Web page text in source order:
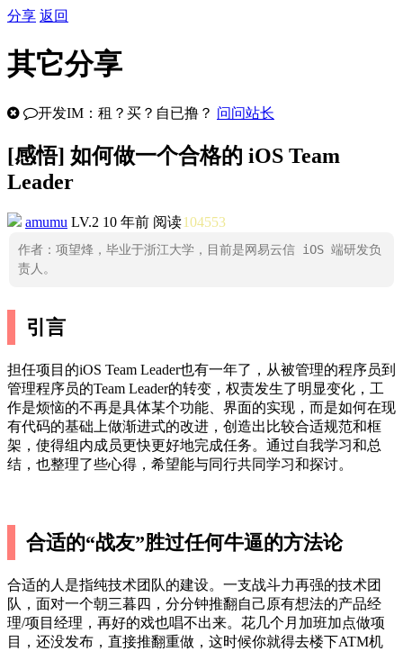
分享 返回
其它分享
开发IM：租？买？自已撸？ 问问站长
[感悟] 如何做一个合格的 iOS Team
Leader
amumu LV.2 10 年前 阅读104553
作者：项望烽，毕业于浙江大学，目前是网易云信 iOS 端研发负
责人。
引言
担任项目的iOS Team Leader也有一年了，从被管理的程序员到
管理程序员的Team Leader的转变，权责发生了明显变化，工
作是烦恼的不再是具体某个功能、界面的实现，而是如何在现
有代码的基础上做渐进式的改进，创造出比较合适规范和框
架，使得组内成员更快更好地完成任务。通过自我学习和总
结，也整理了些心得，希望能与同行共同学习和探讨。
合适的“战友”胜过任何牛逼的方法论
合适的人是指纯技术团队的建设。一支战斗力再强的技术团
队，面对一个朝三暮四，分分钟推翻自己原有想法的产品经
理/项目经理，再好的戏也唱不出来。花几个月加班加点做项
目，还没发布，直接推翻重做，这时候你就得去楼下ATM机